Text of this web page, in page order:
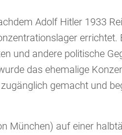
Adolf Hitler 1933
errichtet.
und andere politische
das ehemalige
gemacht und
München) auf einer